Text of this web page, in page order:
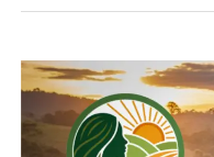
climatológica, exceto
meteorologista do
previstos alguns
elevadas. As
progressivamente